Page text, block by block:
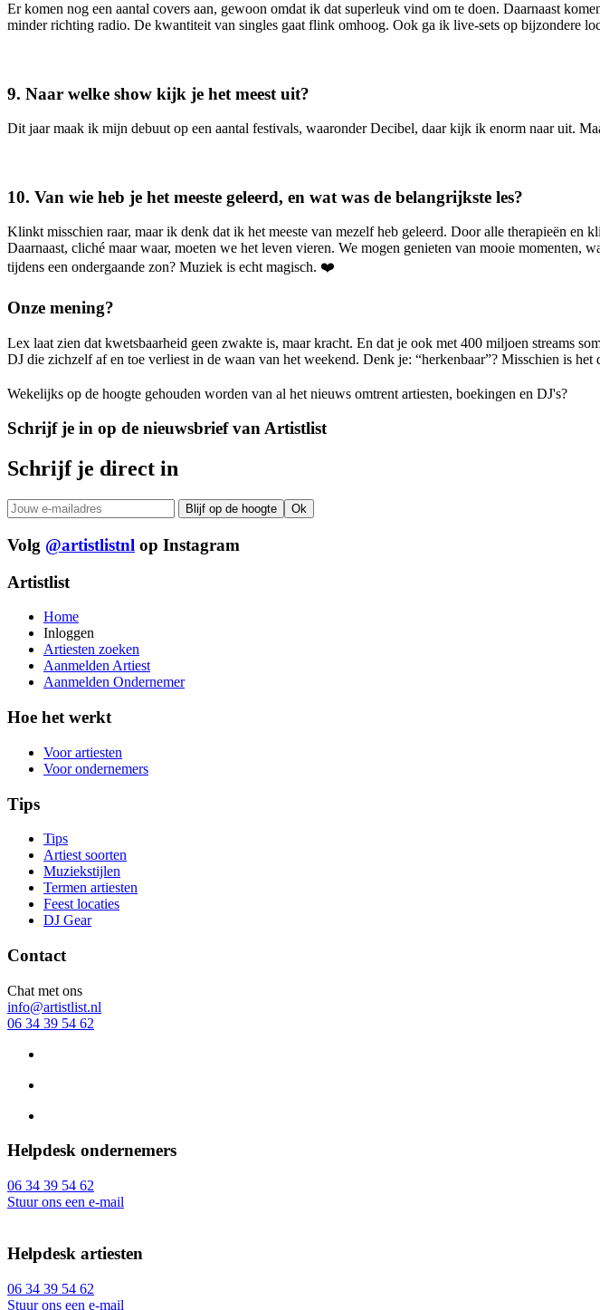
Er komen nog een aantal covers aan, gewoon omdat ik dat superleuk vind om te doen. Daarnaast
minder richting radio. De kwantiteit van singles gaat flink omhoog. Ook ga ik live-sets op bijzondere
9.⁠ ⁠Naar welke show kijk je het meest uit?
Dit jaar maak ik mijn debuut op een aantal festivals, waaronder Decibel, daar kijk ik enorm naar uit.
10.⁠ ⁠Van wie heb je het meeste geleerd, en wat was de belangrijkste les?
Klinkt misschien raar, maar ik denk dat ik het meeste van mezelf heb geleerd. Door alle therapieën
Daarnaast, cliché maar waar, moeten we het leven vieren. We mogen genieten van mooie momenten,
tijdens een ondergaande zon? Muziek is echt magisch. ❤️
Onze mening?
Lex laat zien dat kwetsbaarheid geen zwakte is, maar kracht. En dat je ook met 400 miljoen streams
DJ die zichzelf af en toe verliest in de waan van het weekend. Denk je: “herkenbaar”? Misschien is het
Wekelijks op de hoogte gehouden worden van al het nieuws omtrent artiesten, boekingen en DJ's?
Schrijf je in op de nieuwsbrief van Artistlist
Schrijf je direct in
Volg @artistlistnl op Instagram
Artistlist
Home
Inloggen
Artiesten zoeken
Aanmelden Artiest
Aanmelden Ondernemer
Hoe het werkt
Voor artiesten
Voor ondernemers
Tips
Tips
Artiest soorten
Muziekstijlen
Termen artiesten
Feest locaties
DJ Gear
Contact
Chat met ons
info@artistlist.nl
06 34 39 54 62
Helpdesk ondernemers
06 34 39 54 62
Stuur ons een e-mail
Helpdesk artiesten
06 34 39 54 62
Stuur ons een e-mail